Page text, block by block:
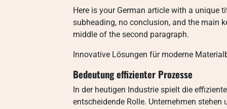
Here is your German article with a unique
subheading, no conclusion, and the main
middle of the second paragraph.
Innovative Lösungen für moderne
Bedeutung effizienter Prozesse
In der heutigen Industrie spielt die
entscheidende Rolle. Unternehmen